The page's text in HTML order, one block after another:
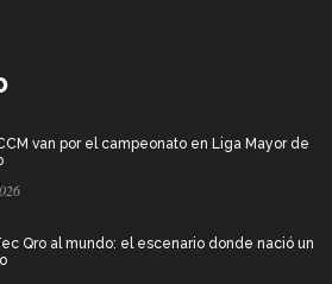
van por el campeonato en Liga Mayor de
Qro al mundo: el escenario donde nació un